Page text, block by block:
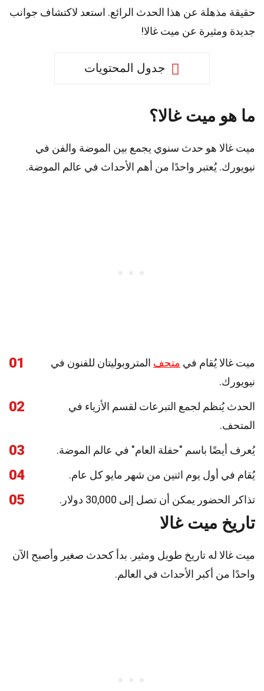
حقيقة مذهلة عن هذا الحدث الرائع. استعد لاكتشاف جوانب
جديدة ومثيرة عن ميت غالا!
جدول المحتويات
ما هو ميت غالا؟
ميت غالا هو حدث سنوي يجمع بين الموضة والفن في
نيويورك. يُعتبر واحدًا من أهم الأحداث في عالم الموضة.
01 ميت غالا يُقام في متحف المتروبوليتان للفنون في
نيويورك.
02
الحدث يُنظم لجمع التبرعات لقسم الأزياء في
المتحف.
03 يُعرف أيضًا باسم "حفلة العام" في عالم الموضة.
04 يُقام في أول يوم اثنين من شهر مايو كل عام.
05 تذاكر الحضور يمكن أن تصل إلى 30,000 دولار.
تاريخ ميت غالا
ميت غالا له تاريخ طويل ومثير. بدأ كحدث صغير وأصبح الآن
واحدًا من أكبر الأحداث في العالم.